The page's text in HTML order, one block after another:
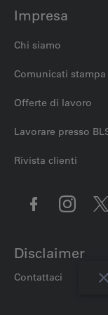
Impresa
Chi siamo
Comunicati stampa
Offerte di lavoro
Lavorare presso
Rivista clienti
Disclaimer
Contattaci